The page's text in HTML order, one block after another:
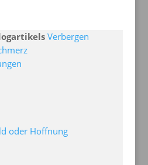
Verbergen
oder Hoffnung